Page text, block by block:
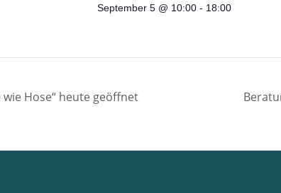
September 5 @ 10:00 - 18:00
wie Hose“ heute geöffnet